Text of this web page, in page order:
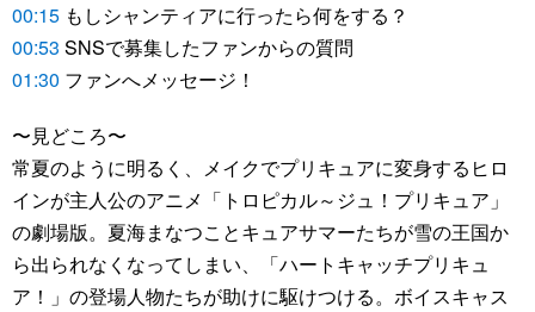
00:15 もしシャンティアに行ったら何をする？
00:53 SNSで募集したファンからの質問
01:30 ファンへメッセージ！
〜見どころ〜
常夏のように明るく、メイクでプリキュアに変身するヒロ
インが主人公のアニメ「トロピカル～ジュ！プリキュア」
の劇場版。夏海まなつことキュアサマーたちが雪の王国か
ら出られなくなってしまい、「ハートキャッチプリキュ
ア！」の登場人物たちが助けに駆けつける。ボイスキャス